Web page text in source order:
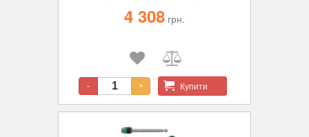
зачеплення, забезпечує швидку роботу.
Перемикання напрямку загвинчування
стрілкою для загвинчування за
годинниковою стрілкою, поверніть його
загвинчування проти годинникової
стрілки.
4 308 грн.
- + Купити